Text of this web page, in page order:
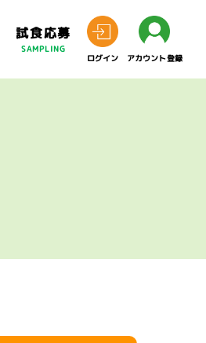
試食応募
SAMPLING
ログイン
アカウント登録